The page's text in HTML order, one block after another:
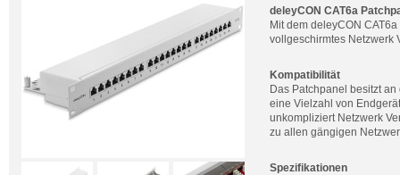
deleyCON CAT6a
Mit dem deleyCON
vollgeschirmtes Netzwerk
Kompatibilität
Das Patchpanel besitzt
eine Vielzahl von
unkompliziert Netzwerk
zu allen gängigen
Spezifikationen